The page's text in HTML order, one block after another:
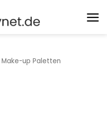
Make-up Paletten